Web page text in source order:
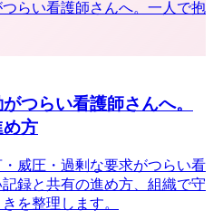
つらい看護師さんへ。
方
威圧・過剰な要求がつらい看
録と共有の進め方、組織で守
を整理します。